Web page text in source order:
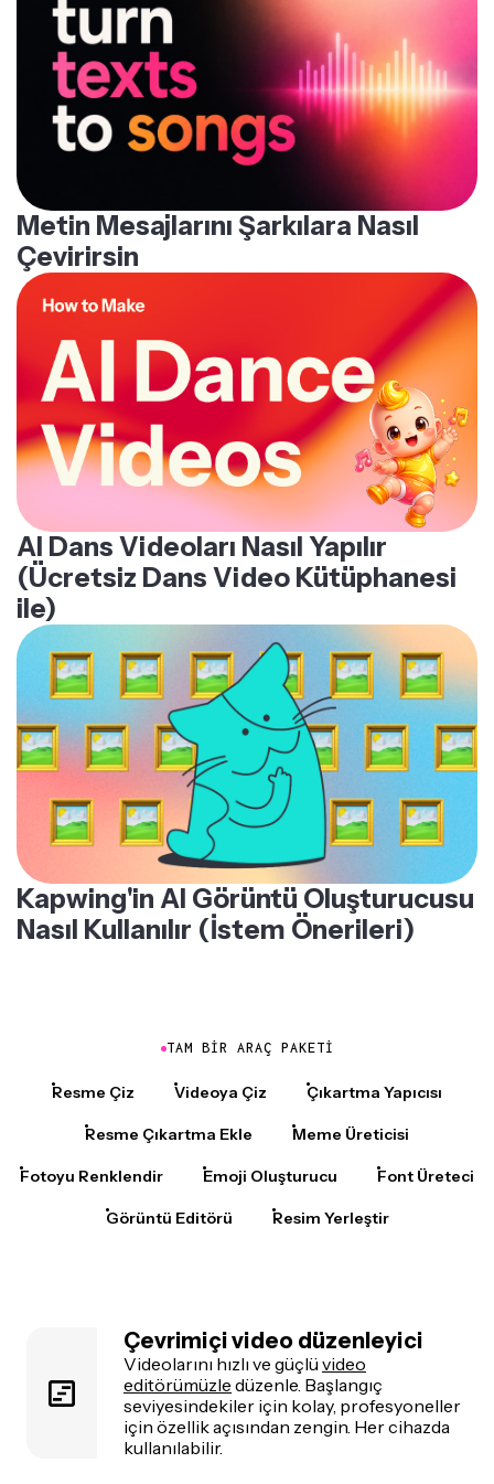
Metin Mesajlarını Şarkılara Nasıl
Çevirirsin
AI Dans Videoları Nasıl Yapılır
(Ücretsiz Dans Video Kütüphanesi
ile)
Kapwing'in AI Görüntü Oluşturucusu
Nasıl Kullanılır (İstem Önerileri)
TAM BIR ARAÇ PAKETI
Resme Çiz Videoya Çiz Çıkartma Yapıcısı
Resme Çıkartma Ekle Meme Üreticisi
Fotoyu Renklendir Emoji Oluşturucu Font Üreteci
Görüntü Editörü Resim Yerleştir
Çevrimiçi video düzenleyici
Videolarını hızlı ve güçlü video
editörümüzle düzenle. Başlangıç
seviyesindekiler için kolay, profesyoneller
için özellik açısından zengin. Her cihazda
kullanılabilir.